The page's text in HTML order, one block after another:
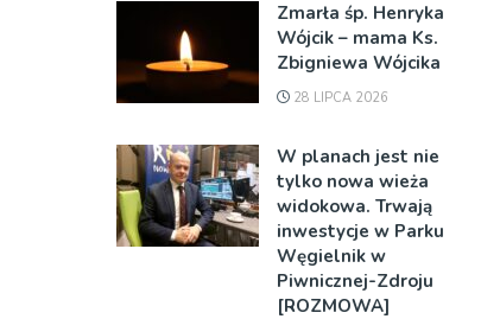
Zmarła śp. Henryka
Wójcik – mama Ks.
Zbigniewa Wójcika
28 LIPCA 2026
W planach jest nie
tylko nowa wieża
widokowa. Trwają
inwestycje w Parku
Węgielnik w
Piwnicznej-Zdroju
[ROZMOWA]